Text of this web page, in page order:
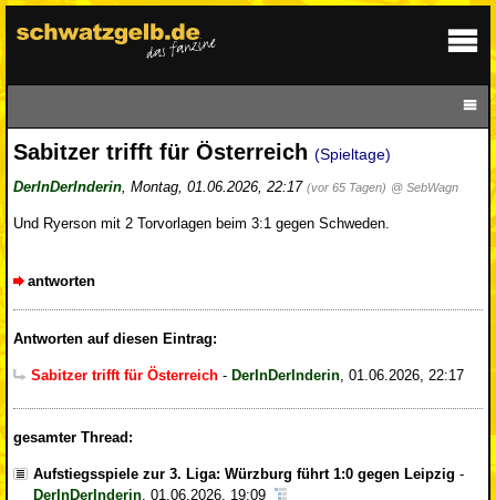
Sabitzer trifft für Österreich (Spieltage)
DerInDerInderin, Montag, 01.06.2026, 22:17 (vor 65 Tagen) @ SebWagn
Und Ryerson mit 2 Torvorlagen beim 3:1 gegen Schweden.
antworten
Antworten auf diesen Eintrag:
Sabitzer trifft für Österreich - DerInDerInderin, 01.06.2026, 22:17
gesamter Thread:
Aufstiegsspiele zur 3. Liga: Würzburg führt 1:0 gegen Leipzig -
DerInDerInderin 01.06.2026, 19:09